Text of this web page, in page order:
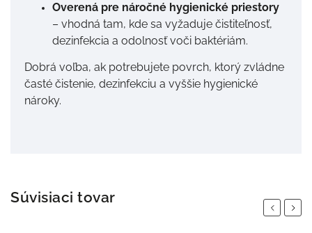
Overená pre náročné hygienické priestory
– vhodná tam, kde sa vyžaduje čistiteľnosť,
dezinfekcia a odolnosť voči baktériám.
Dobrá voľba, ak potrebujete povrch, ktorý zvládne
časté čistenie, dezinfekciu a vyššie hygienické
nároky.
Súvisiaci tovar
Previous
Next